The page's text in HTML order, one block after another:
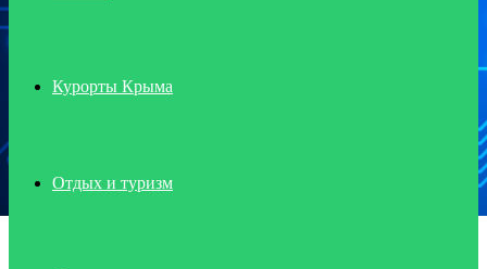
Курорты Крыма
Отдых и туризм